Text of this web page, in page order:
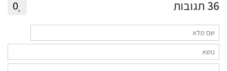
36 תגובות 0